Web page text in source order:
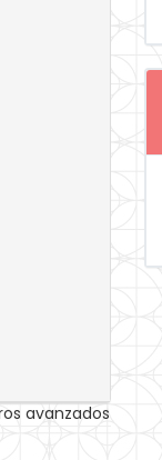
avanzados